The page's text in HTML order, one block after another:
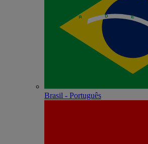
Brasil - Português